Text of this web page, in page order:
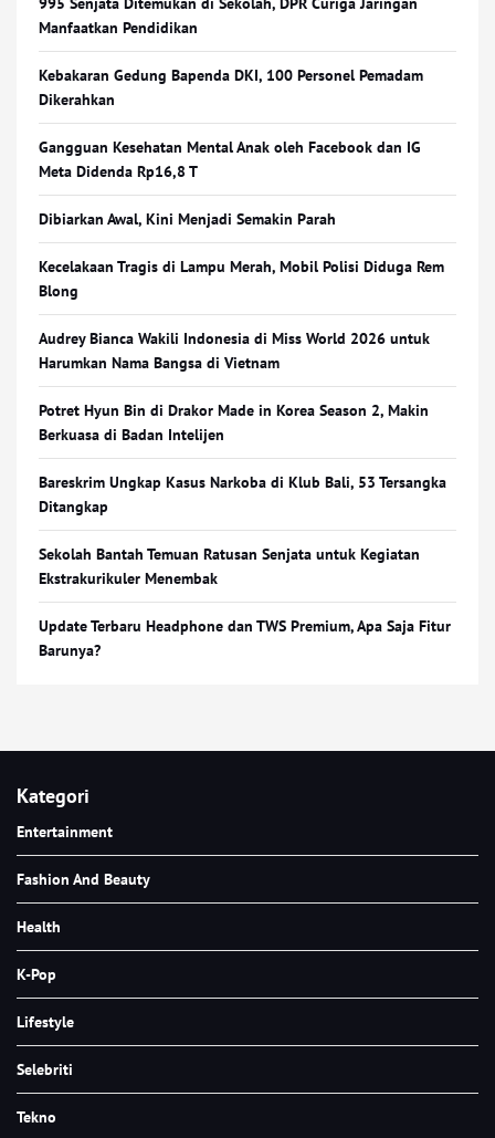
Manfaatkan Pendidikan
Kebakaran Gedung Bapenda DKI, 100 Personel Pemadam
Dikerahkan
Gangguan Kesehatan Mental Anak oleh Facebook dan IG
Meta Didenda Rp16,8 T
Dibiarkan Awal, Kini Menjadi Semakin Parah
Kecelakaan Tragis di Lampu Merah, Mobil Polisi Diduga Rem
Blong
Audrey Bianca Wakili Indonesia di Miss World 2026 untuk
Harumkan Nama Bangsa di Vietnam
Potret Hyun Bin di Drakor Made in Korea Season 2, Makin
Berkuasa di Badan Intelijen
Bareskrim Ungkap Kasus Narkoba di Klub Bali, 53 Tersangka
Ditangkap
Sekolah Bantah Temuan Ratusan Senjata untuk Kegiatan
Ekstrakurikuler Menembak
Update Terbaru Headphone dan TWS Premium, Apa Saja Fitur
Barunya?
Kategori
Entertainment
Fashion And Beauty
Health
K-Pop
Lifestyle
Selebriti
Tekno